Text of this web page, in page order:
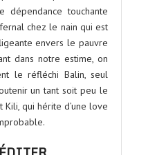
dépendance touchante
chez le nain qui est
envers le pauvre
dans notre estime, on
le réfléchi Balin, seul
un tant soit peu le
qui hérite d’une love